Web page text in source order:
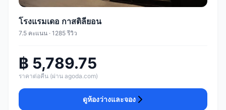
โรงแรมเดอ กาสติลียอน
7.5 คะแนน · 1285 รีวิว
฿ 5,789.75
ราคาต่อคืน (ผ่าน agoda.com)
ดูห้องว่างและจอง